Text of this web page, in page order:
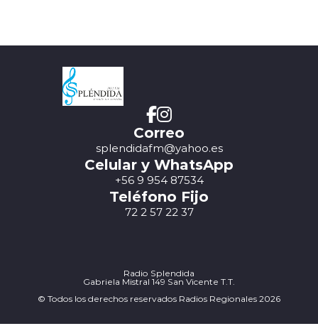
Correo
splendidafm@yahoo.es
Celular y WhatsApp
+56 9 954 87534
Teléfono Fijo
72 2 57 22 37
Radio Splendida
Gabriela Mistral 149 San Vicente T.T.
© Todos los derechos reservados Radios Regionales 2026